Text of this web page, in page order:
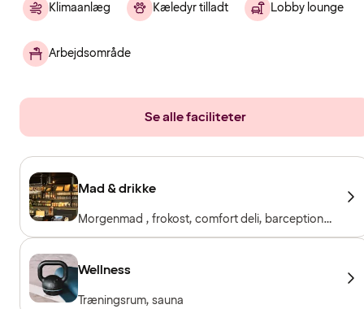
Klimaanlæg Kæledyr tilladt Lobby lounge
Arbejdsområde
Se alle faciliteter
Mad & drikke
Morgenmad , frokost, comfort deli, barception,
restaurant og bar
Wellness
Træningsrum, sauna